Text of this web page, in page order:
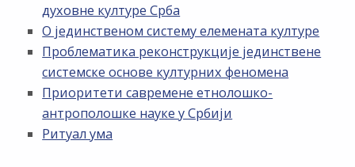
духовне културе Срба
О јединственом систему елемената културе
Проблематика реконструкције јединствене
системске основе културних феномена
Приоритети савремене етнолошко-
антрополошке науке у Србији
Ритуал ума